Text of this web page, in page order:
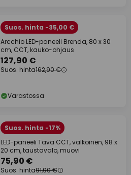
Suos. hinta -35,00 €
Arcchio LED-paneeli Brenda, 80 x 30
cm, CCT, kauko-ohjaus
127,90 €
Suos. hinta162,90 €
Varastossa
Suos. hinta -17%
LED-paneeli Tava CCT, valkoinen, 98 x
20 cm, taustavalo, muovi
75,90 €
Suos. hinta91,90 €